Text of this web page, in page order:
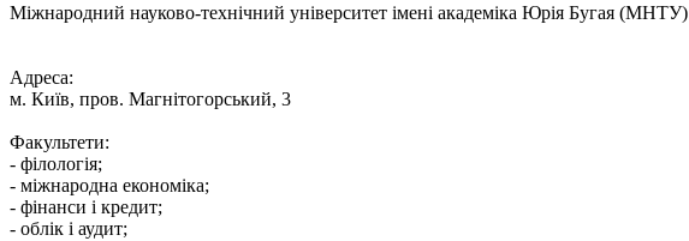
Міжнародний науково-технічний університет імені академіка Юрія Бугая (МНТУ)
Адреса:
м. Київ, пров. Магнітогорський, 3
Факультети:
- філологія;
- міжнародна економіка;
- фінанси і кредит;
- облік і аудит;